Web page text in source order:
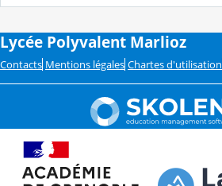
Lycée Polyvalent Marlioz
Contacts Mentions légales Chartes d'utilisation